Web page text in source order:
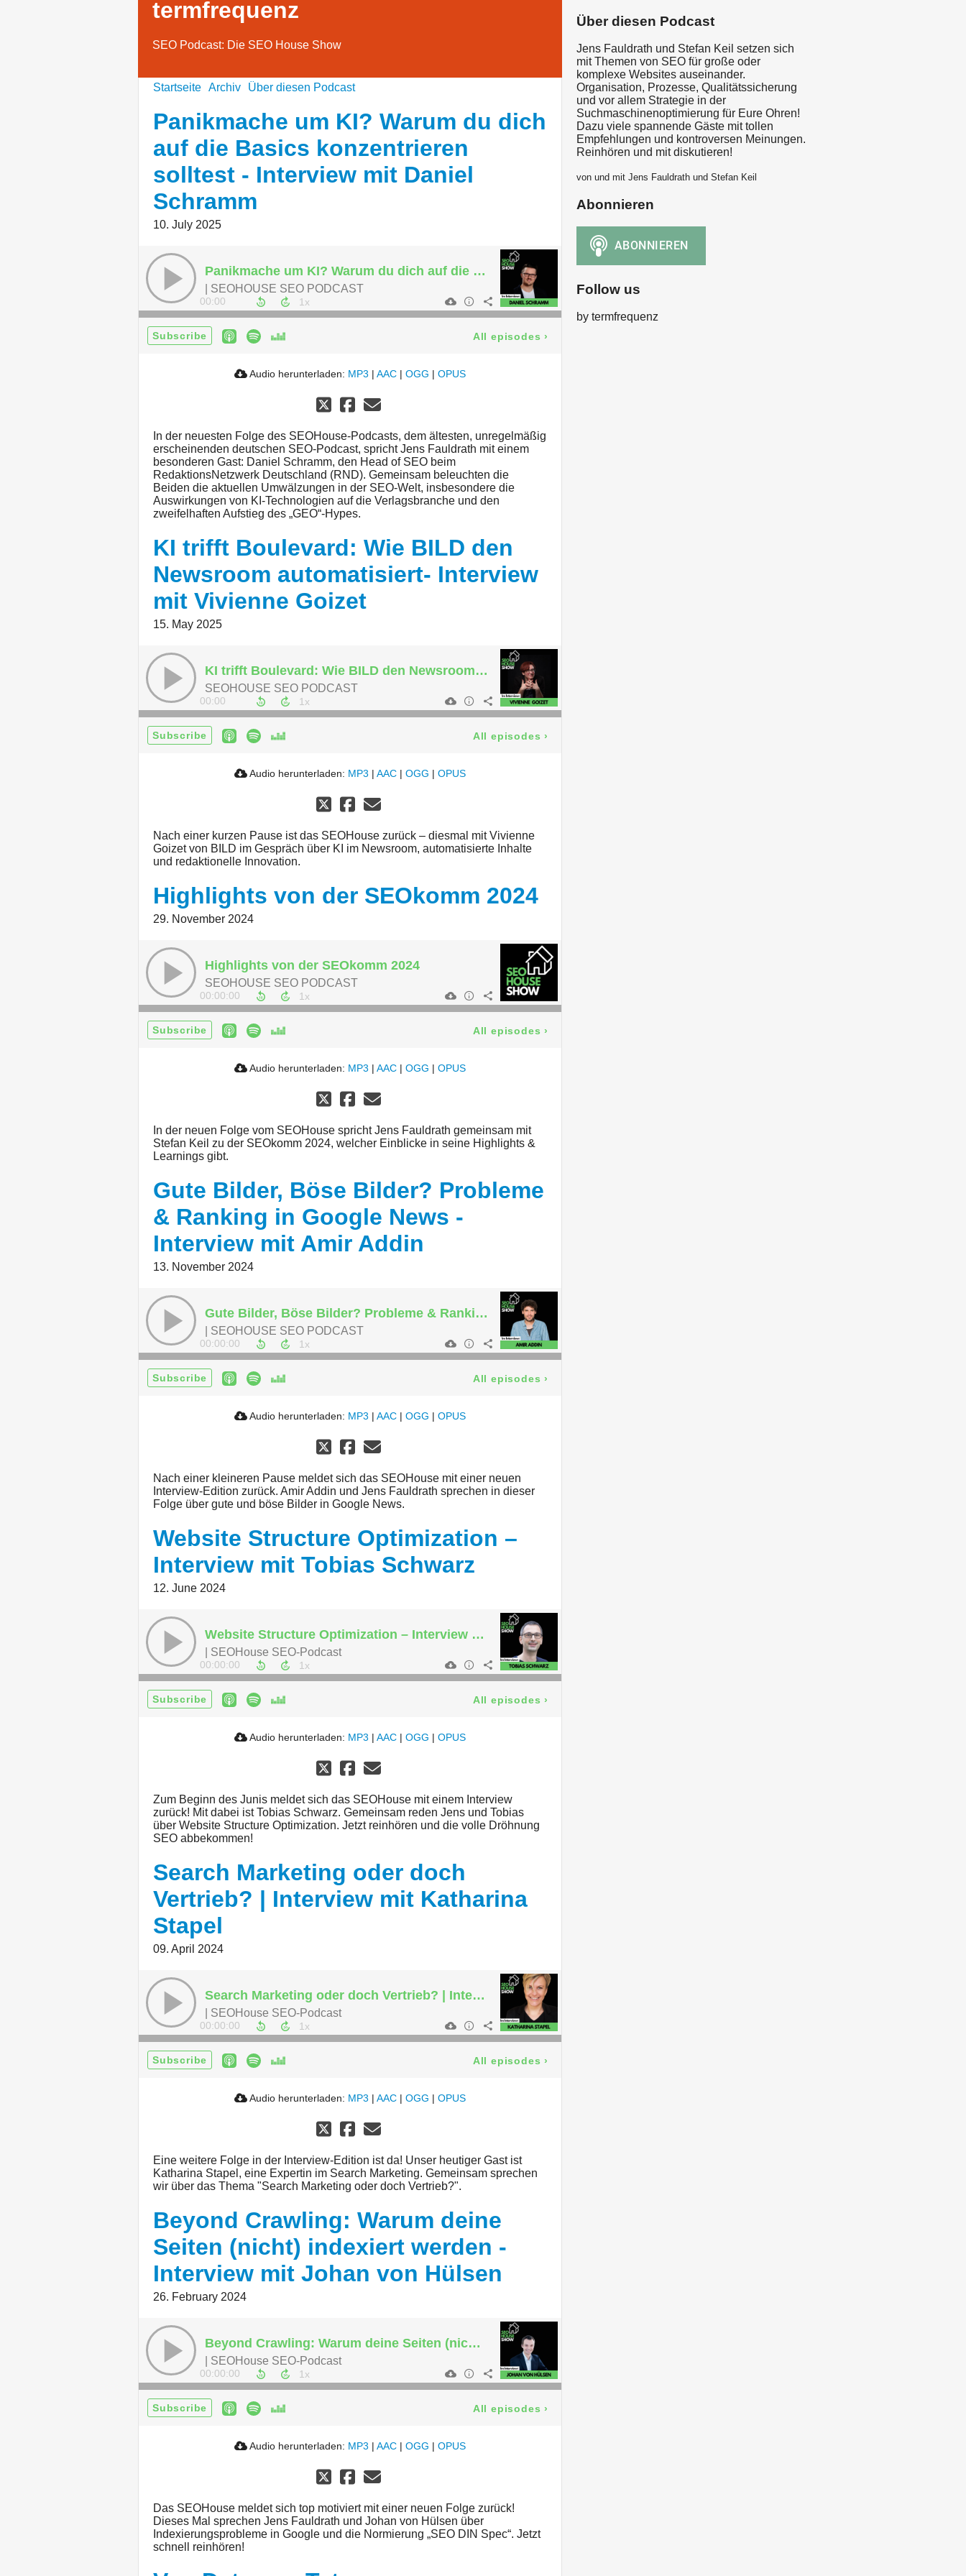
termfrequenz
SEO Podcast: Die SEO House Show
Startseite Archiv Über diesen Podcast
Panikmache um KI? Warum du dich
auf die Basics konzentrieren
solltest - Interview mit Daniel
Schramm
10. July 2025
Panikmache um KI? Warum du dich auf die Basics konzentrieren solltest - Interview mit Daniel Schramm
| SEOHOUSE SEO PODCAST
00:00
Subscribe All episodes ›
Audio herunterladen: MP3 | AAC | OGG | OPUS
In der neuesten Folge des SEOHouse-Podcasts, dem ältesten, unregelmäßig
erscheinenden deutschen SEO-Podcast, spricht Jens Fauldrath mit einem
besonderen Gast: Daniel Schramm, den Head of SEO beim
RedaktionsNetzwerk Deutschland (RND). Gemeinsam beleuchten die
Beiden die aktuellen Umwälzungen in der SEO-Welt, insbesondere die
Auswirkungen von KI-Technologien auf die Verlagsbranche und den
zweifelhaften Aufstieg des „GEO“-Hypes.
KI trifft Boulevard: Wie BILD den
Newsroom automatisiert- Interview
mit Vivienne Goizet
15. May 2025
KI trifft Boulevard: Wie BILD den Newsroom automatisiert- Interview mit Vivienne Goizet
SEOHOUSE SEO PODCAST
00:00
Subscribe All episodes ›
Audio herunterladen: MP3 | AAC | OGG | OPUS
Nach einer kurzen Pause ist das SEOHouse zurück – diesmal mit Vivienne
Goizet von BILD im Gespräch über KI im Newsroom, automatisierte Inhalte
und redaktionelle Innovation.
Highlights von der SEOkomm 2024
29. November 2024
Highlights von der SEOkomm 2024
SEOHOUSE SEO PODCAST
00:00:00
Subscribe All episodes ›
Audio herunterladen: MP3 | AAC | OGG | OPUS
In der neuen Folge vom SEOHouse spricht Jens Fauldrath gemeinsam mit
Stefan Keil zu der SEOkomm 2024, welcher Einblicke in seine Highlights &
Learnings gibt.
Gute Bilder, Böse Bilder? Probleme
& Ranking in Google News -
Interview mit Amir Addin
13. November 2024
Gute Bilder, Böse Bilder? Probleme & Ranking in Google News - Interview mit Amir Addin
| SEOHOUSE SEO PODCAST
00:00:00
Subscribe All episodes ›
Audio herunterladen: MP3 | AAC | OGG | OPUS
Nach einer kleineren Pause meldet sich das SEOHouse mit einer neuen
Interview-Edition zurück. Amir Addin und Jens Fauldrath sprechen in dieser
Folge über gute und böse Bilder in Google News.
Website Structure Optimization –
Interview mit Tobias Schwarz
12. June 2024
Website Structure Optimization – Interview mit Tobias Schwarz
| SEOHouse SEO-Podcast
00:00:00
Subscribe All episodes ›
Audio herunterladen: MP3 | AAC | OGG | OPUS
Zum Beginn des Junis meldet sich das SEOHouse mit einem Interview
zurück! Mit dabei ist Tobias Schwarz. Gemeinsam reden Jens und Tobias
über Website Structure Optimization. Jetzt reinhören und die volle Dröhnung
SEO abbekommen!
Search Marketing oder doch
Vertrieb? | Interview mit Katharina
Stapel
09. April 2024
Search Marketing oder doch Vertrieb? | Interview mit Katharina Stapel
| SEOHouse SEO-Podcast
00:00:00
Subscribe All episodes ›
Audio herunterladen: MP3 | AAC | OGG | OPUS
Eine weitere Folge in der Interview-Edition ist da! Unser heutiger Gast ist
Katharina Stapel, eine Expertin im Search Marketing. Gemeinsam sprechen
wir über das Thema "Search Marketing oder doch Vertrieb?".
Beyond Crawling: Warum deine
Seiten (nicht) indexiert werden -
Interview mit Johan von Hülsen
26. February 2024
Beyond Crawling: Warum deine Seiten (nicht) indexiert werden - Interview mit Johan von Hülsen
| SEOHouse SEO-Podcast
00:00:00
Subscribe All episodes ›
Audio herunterladen: MP3 | AAC | OGG | OPUS
Das SEOHouse meldet sich top motiviert mit einer neuen Folge zurück!
Dieses Mal sprechen Jens Fauldrath und Johan von Hülsen über
Indexierungsprobleme in Google und die Normierung „SEO DIN Spec“. Jetzt
schnell reinhören!
Über diesen Podcast
Jens Fauldrath und Stefan Keil setzen sich
mit Themen von SEO für große oder
komplexe Websites auseinander.
Organisation, Prozesse, Qualitätssicherung
und vor allem Strategie in der
Suchmaschinenoptimierung für Eure Ohren!
Dazu viele spannende Gäste mit tollen
Empfehlungen und kontroversen Meinungen.
Reinhören und mit diskutieren!
von und mit Jens Fauldrath und Stefan Keil
Abonnieren
Follow us
by termfrequenz